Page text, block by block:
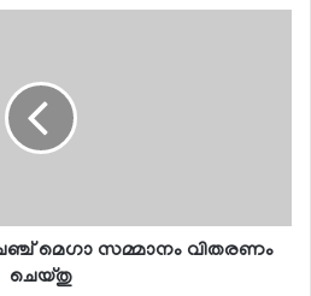
മെഗാ സമ്മാനം വിതരണം
ചെയ്തു